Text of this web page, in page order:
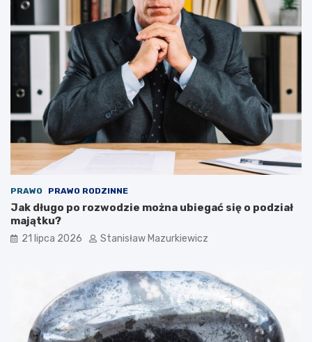
PRAWO PRAWO RODZINNE
Jak długo po rozwodzie można ubiegać się o podział
majątku?
21 lipca 2026 Stanisław Mazurkiewicz